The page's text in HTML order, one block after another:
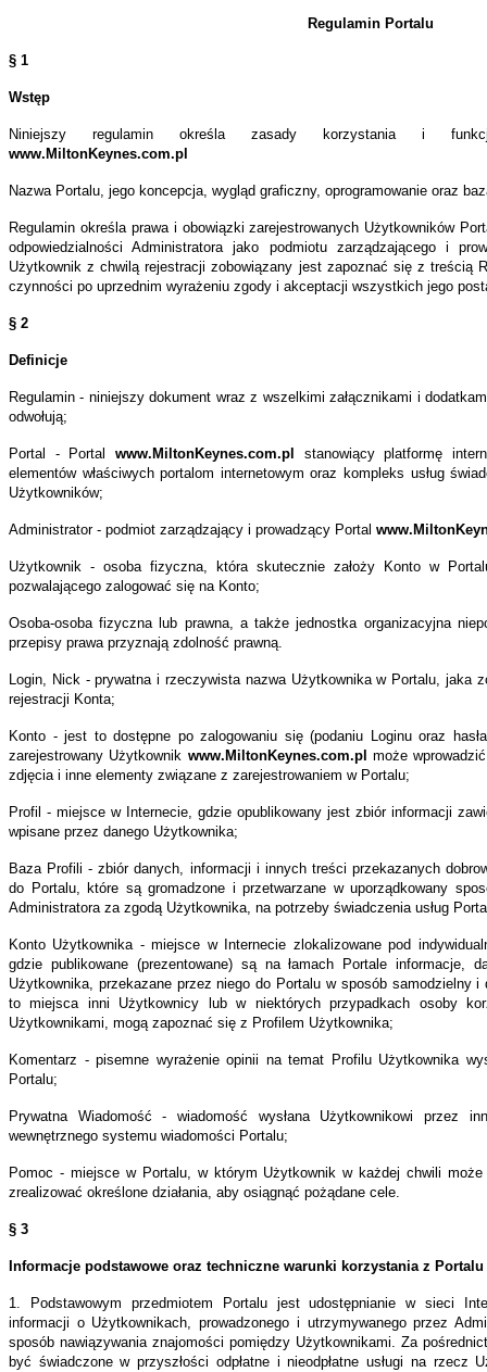
Regulamin Portalu
§ 1
Wstęp
Niniejszy regulamin określa zasady korzystania i
www.MiltonKeynes.com.pl
Nazwa Portalu, jego koncepcja, wygląd graficzny, oprogramowanie oraz
Regulamin określa prawa i obowiązki zarejestrowanych Użytkowników
odpowiedzialności Administratora jako podmiotu zarządzającego i
Użytkownik z chwilą rejestracji zobowiązany jest zapoznać się z treścią
czynności po uprzednim wyrażeniu zgody i akceptacji wszystkich jego
§ 2
Definicje
Regulamin - niniejszy dokument wraz z wszelkimi załącznikami i
odwołują;
Portal - Portalwww.MiltonKeynes.com.pl
stanowiący platformę
elementów właściwych portalom internetowym oraz kompleks usług
Użytkowników;
Administrator - podmiot zarządzający i prowadzący Portal
Użytkownik - osoba fizyczna, która skutecznie założy Konto w
pozwalającego zalogować się na Konto;
Osoba-osoba fizyczna lub prawna, a także jednostka organizacyjna
przepisy prawa przyznają zdolność prawną.
Login, Nick - prywatna i rzeczywista nazwa Użytkownika w Portalu, jaka
rejestracji Konta;
Konto - jest to dostępne po zalogowaniu się (podaniu Loginu oraz
zarejestrowany Użytkownik www.MiltonKeynes.com.pl może
zdjęcia i inne elementy związane z zarejestrowaniem w Portalu;
Profil - miejsce w Internecie, gdzie opublikowany jest zbiór informacji
wpisane przez danego Użytkownika;
Baza Profili - zbiór danych, informacji i innych treści przekazanych
do Portalu, które są gromadzone i przetwarzane w uporządkowany
Administratora za zgodą Użytkownika, na potrzeby świadczenia usług
Konto Użytkownika - miejsce w Internecie zlokalizowane pod
gdzie publikowane (prezentowane) są na łamach Portale informacje,
Użytkownika, przekazane przez niego do Portalu w sposób samodzielny i
to miejsca inni Użytkownicy lub w niektórych przypadkach osoby
Użytkownikami, mogą zapoznać się z Profilem Użytkownika;
Komentarz - pisemne wyrażenie opinii na temat Profilu Użytkownika
Portalu;
Prywatna Wiadomość - wiadomość wysłana Użytkownikowi przez
wewnętrznego systemu wiadomości Portalu;
Pomoc - miejsce w Portalu, w którym Użytkownik w każdej chwili
zrealizować określone działania, aby osiągnąć pożądane cele.
§ 3
Informacje podstawowe oraz techniczne warunki korzystania z Portalu
1. Podstawowym przedmiotem Portalu jest udostępnianie w sieci
informacji o Użytkownikach, prowadzonego i utrzymywanego przez
sposób nawiązywania znajomości pomiędzy Użytkownikami. Za
być świadczone w przyszłości odpłatne i nieodpłatne usługi na rzecz